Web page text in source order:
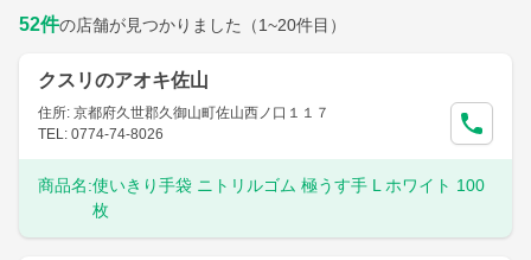
52件の店舗が見つかりました （1~20件目）
クスリのアオキ佐山
住所: 京都府久世郡久御山町佐山西ノ口１１７
TEL: 0774-74-8026
商品名:使いきり手袋 ニトリルゴム 極うす手 L ホワイト 100
枚